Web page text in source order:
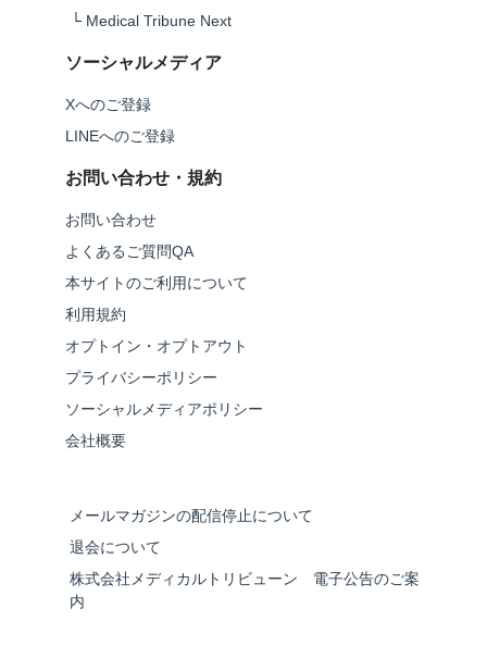
└ Medical Tribune Next
ソーシャルメディア
Xへのご登録
LINEへのご登録
お問い合わせ・規約
お問い合わせ
よくあるご質問QA
本サイトのご利用について
利用規約
オプトイン・オプトアウト
プライバシーポリシー
ソーシャルメディアポリシー
会社概要
メールマガジンの配信停止について
退会について
株式会社メディカルトリビューン 電子公告のご案
内